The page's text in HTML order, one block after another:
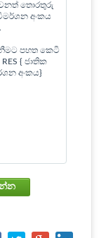
තොරතුරු
අංකය
පහත කෙටි
{ ජාතික
අංකය}
පරීක්ෂා කරන්න